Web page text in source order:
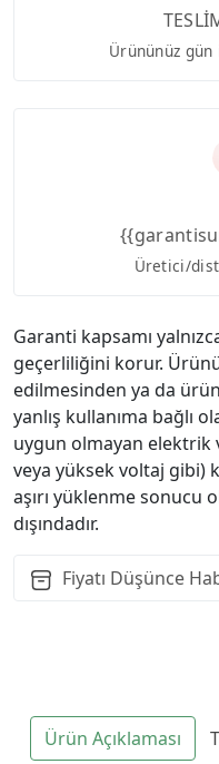
Ürününüz
Üretici/
Garanti kapsamı
geçerliliğini korur.
edilmesinden ya da
yanlış kullanıma bağlı
uygun olmayan elektrik
veya yüksek voltaj gibi)
aşırı yüklenme sonucu
dışındadır.
Fiyatı Düşünce
Ürün Açıklaması